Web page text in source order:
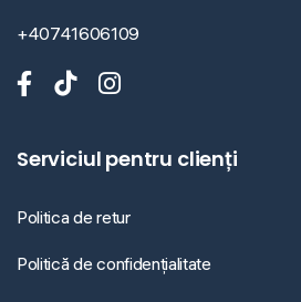
+40741606109
Serviciul pentru clienți
Politica de retur
Politică de confidențialitate